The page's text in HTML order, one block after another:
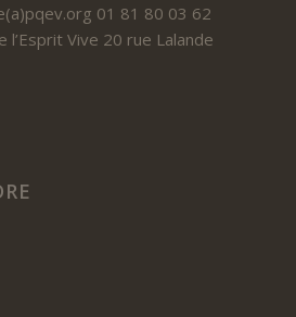
01 81 80 03 62
l’Esprit Vive 20 rue Lalande